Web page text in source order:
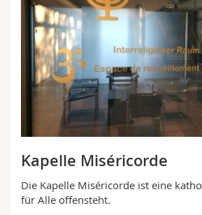
Kapelle Miséricorde
Die Kapelle Miséricorde ist eine
für Alle offensteht.